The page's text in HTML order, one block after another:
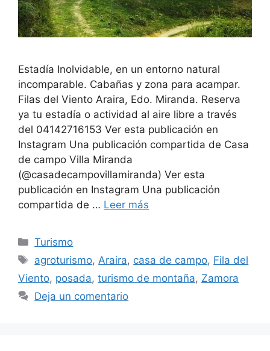
Estadía Inolvidable, en un entorno natural
incomparable. Cabañas y zona para acampar.
Filas del Viento Araira, Edo. Miranda. Reserva
ya tu estadía o actividad al aire libre a través
del 04142716153 Ver esta publicación en
Instagram Una publicación compartida de Casa
de campo Villa Miranda
(@casadecampovillamiranda) Ver esta
publicación en Instagram Una publicación
compartida de … Leer más
Turismo
agroturismo,Araira, casa de campo, Fila del
Viento, posada, turismo de montaña, Zamora
Deja un comentario